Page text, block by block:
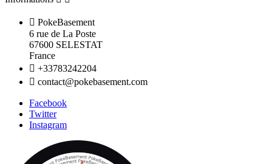
 PokeBasement
6 rue de La Poste
67600 SELESTAT
France
 +33783242204
 contact@pokebasement.com
Facebook
Twitter
Instagram